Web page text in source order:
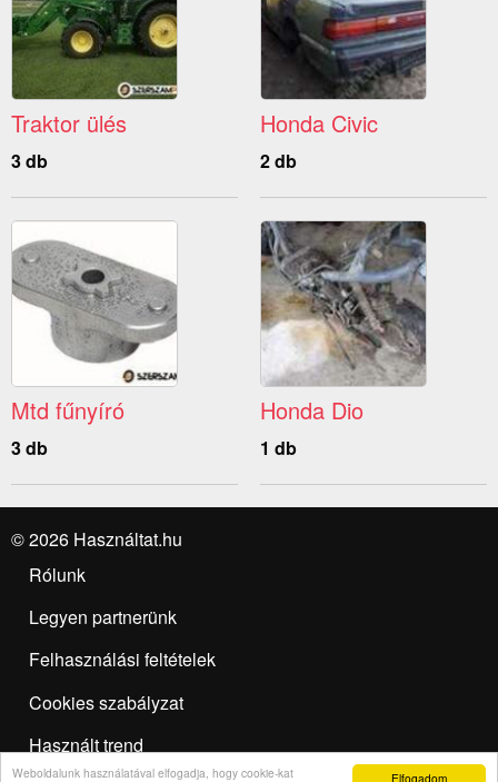
Elfogadom
Weboldalunk használatával elfogadja, hogy cookie-kat
Traktor ülés
3 db
Honda Civic
2 db
Mtd fűnyíró
3 db
Honda Dio
1 db
© 2026 Használtat.hu
Rólunk
Legyen partnerünk
Felhasználási feltételek
Cookies szabályzat
Használt trend